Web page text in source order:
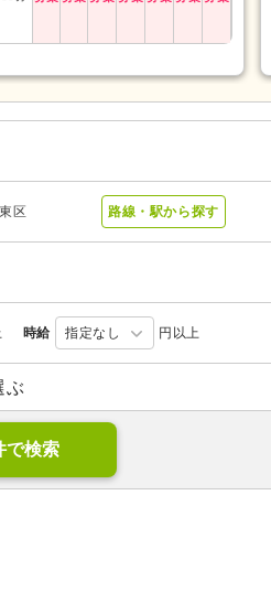
区 路線・駅から探す
時給 指定なし 円以上
護(2) ショートステイ(2)
ム(7)
ぶ
で検索